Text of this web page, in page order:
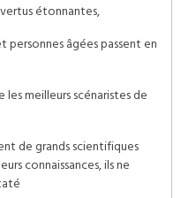
étonnantes,
personnes âgées passent en
meilleurs scénaristes de
de grands scientifiques
connaissances, ils ne